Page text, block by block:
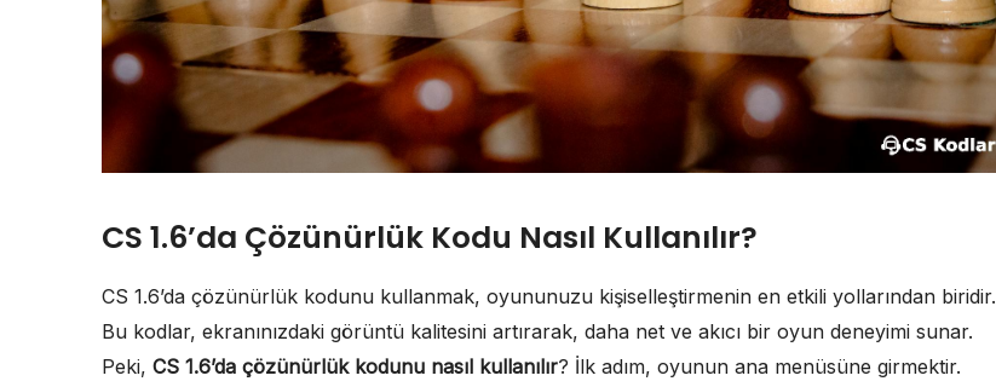
CS 1.6’da Çözünürlük Kodu Nasıl Kullanılır?
CS 1.6’da çözünürlük kodunu kullanmak, oyununuzu kişiselleştirmenin en etkili yollarından biridir.
Bu kodlar, ekranınızdaki görüntü kalitesini artırarak, daha net ve akıcı bir oyun deneyimi sunar.
Peki, CS 1.6’da çözünürlük kodunu nasıl kullanılır? İlk adım, oyunun ana menüsüne girmektir.